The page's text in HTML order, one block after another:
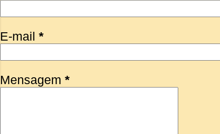
E-mail *
Mensagem *